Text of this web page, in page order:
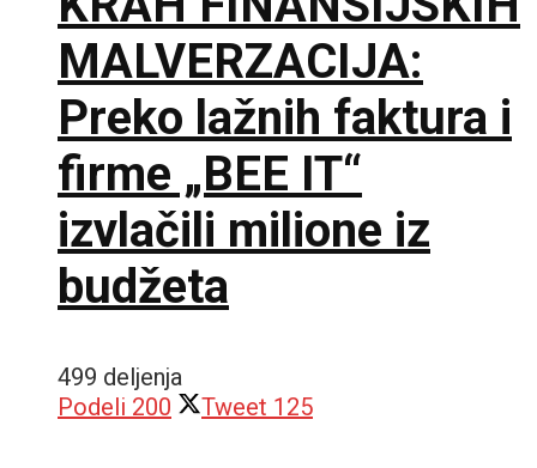
MALVERZACIJA:
Preko lažnih faktura i
firme „BEE IT“
izvlačili milione iz
budžeta
499 deljenja
Podeli 200 Tweet 125